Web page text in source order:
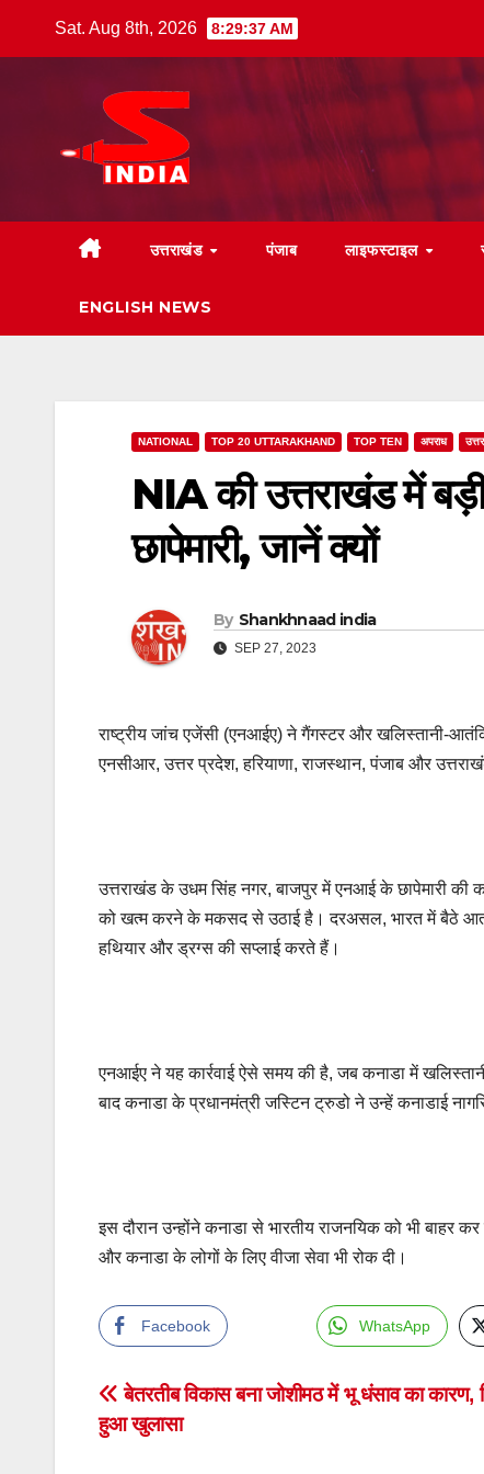
Sat. Aug 8th, 2026 8:29:38 AM
उत्तराखंड पंजाब लाइफस्टाइल
ENGLISH NEWS
NATIONAL TOP 20 UTTARAKHAND TOP TEN अपराध
NIA की उत्तराखंड में
छापेमारी, जानें क्यों
By Shankhnaad india
SEP 27, 2023
राष्ट्रीय जांच एजेंसी (एनआईए) ने गैंगस्टर और खलिस्तानी-
एनसीआर, उत्तर प्रदेश, हरियाणा, राजस्थान, पंजाब और
उत्तराखंड के उधम सिंह नगर, बाजपुर में एनआई के छापेमारी की
को खत्म करने के मकसद से उठाई है। दरअसल, भारत में बैठे
हथियार और ड्रग्स की सप्लाई करते हैं।
एनआईए ने यह कार्रवाई ऐसे समय की है, जब कनाडा में
बाद कनाडा के प्रधानमंत्री जस्टिन ट्रुडो ने उन्हें कनाडाई
इस दौरान उन्होंने कनाडा से भारतीय राजनयिक को भी बाहर
और कनाडा के लोगों के लिए वीजा सेवा भी रोक दी।
Facebook WhatsApp
Post
navigation
बेतरतीब विकास बना जोशीमठ में भू धंसाव का कारण,
हुआ खुलासा